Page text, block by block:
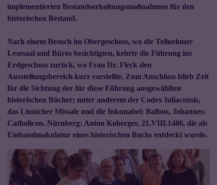
implementierten Bestandserhaltungsmaßnahmen für den
historischen Bestand.
Nach einem Besuch im Obergeschoss, wo die Teilnehmer
Lesesaal und Büros besichtigten, kehrte die Führung ins
Erdgeschoss zurück, wo Frau Dr. Fleck den
Ausstellungsbereich kurz vorstellte. Zum Anschluss blieb Zeit
für die Sichtung der für diese Führung ausgewählten
historischen Bücher; unter anderem der Codex Iuliacensis,
das Linnicher Missale und die Inkunabel: Balbus, Johannes:
Catholicon. Nürnberg: Anton Koberger, 21.VIII.1486, die als
Einbandmakulatur eines historischen Buchs entdeckt wurde.